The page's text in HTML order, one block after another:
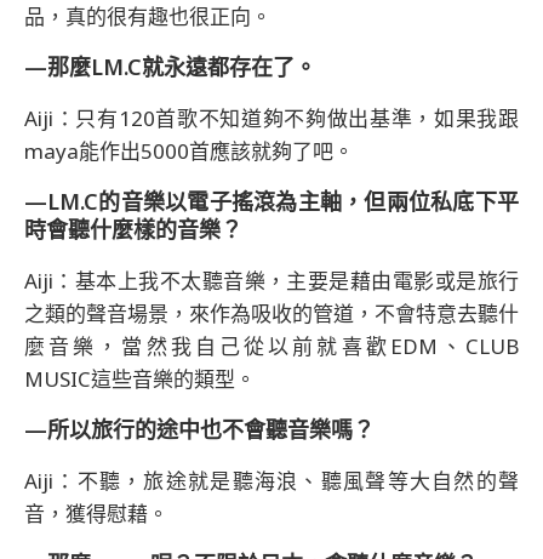
品，真的很有趣也很正向。
—那麼LM.C就永遠都存在了。
Aiji：只有120首歌不知道夠不夠做出基準，如果我跟
maya能作出5000首應該就夠了吧。
—LM.C的音樂以電子搖滾為主軸，但兩位私底下平
時會聽什麼樣的音樂？
Aiji：基本上我不太聽音樂，主要是藉由電影或是旅行
之類的聲音場景，來作為吸收的管道，不會特意去聽什
麼音樂，當然我自己從以前就喜歡EDM、CLUB
MUSIC這些音樂的類型。
—所以旅行的途中也不會聽音樂嗎？
Aiji：不聽，旅途就是聽海浪、聽風聲等大自然的聲
音，獲得慰藉。